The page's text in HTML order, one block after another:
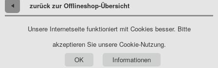
zurück zur Offlineshop-Übersicht
Unsere Internetseite funktioniert mit Cookies besser. Bitte
akzeptieren Sie unsere Cookie-Nutzung.
OK
Informationen